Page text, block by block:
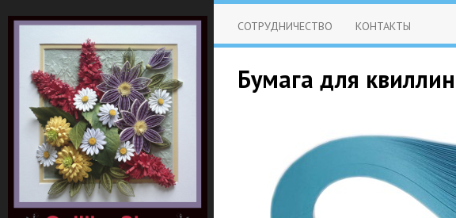
СОТРУДНИЧЕСТВО КОНТАКТЫ
Бумага для